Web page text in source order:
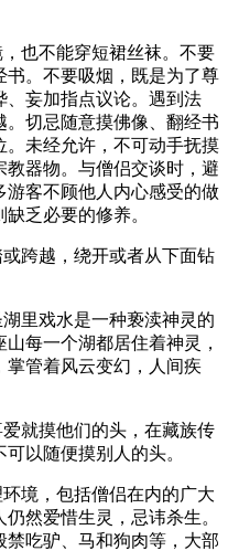
也不能穿短裙丝袜。不要
书。不要吸烟，既是为了尊
、妄加指点议论。遇到法
切忌随意摸佛像、翻经书
未经允许，不可动手抚摸
器物。与僧侣交谈时，避
游客不顾他人内心感受的做
乏必要的修养。
跨越，绕开或者从下面钻
里戏水是一种亵渎神灵的
每一个湖都居住着神灵，
掌管着风云变幻，人间疾
就摸他们的头，在藏族传
以随便摸别人的头。
境，包括僧侣在内的广大
然爱惜生灵，忌讳杀生。
禁吃驴、马和狗肉等，大部